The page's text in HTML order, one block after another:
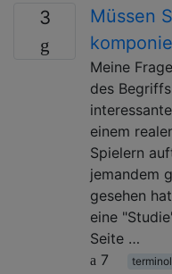
3
Müssen
Meine
des
einem
Spielern
jemandem
gesehen
eine
Seite …
7